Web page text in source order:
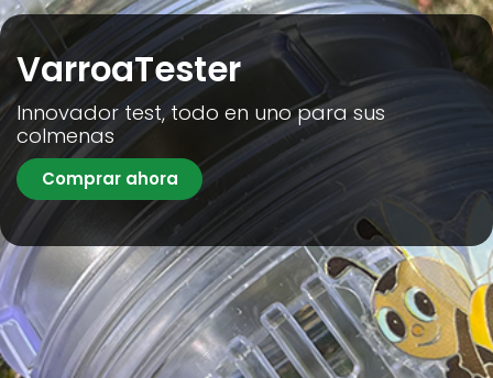
VarroaTester
Innovador test, todo en uno para sus
colmenas
Comprar ahora